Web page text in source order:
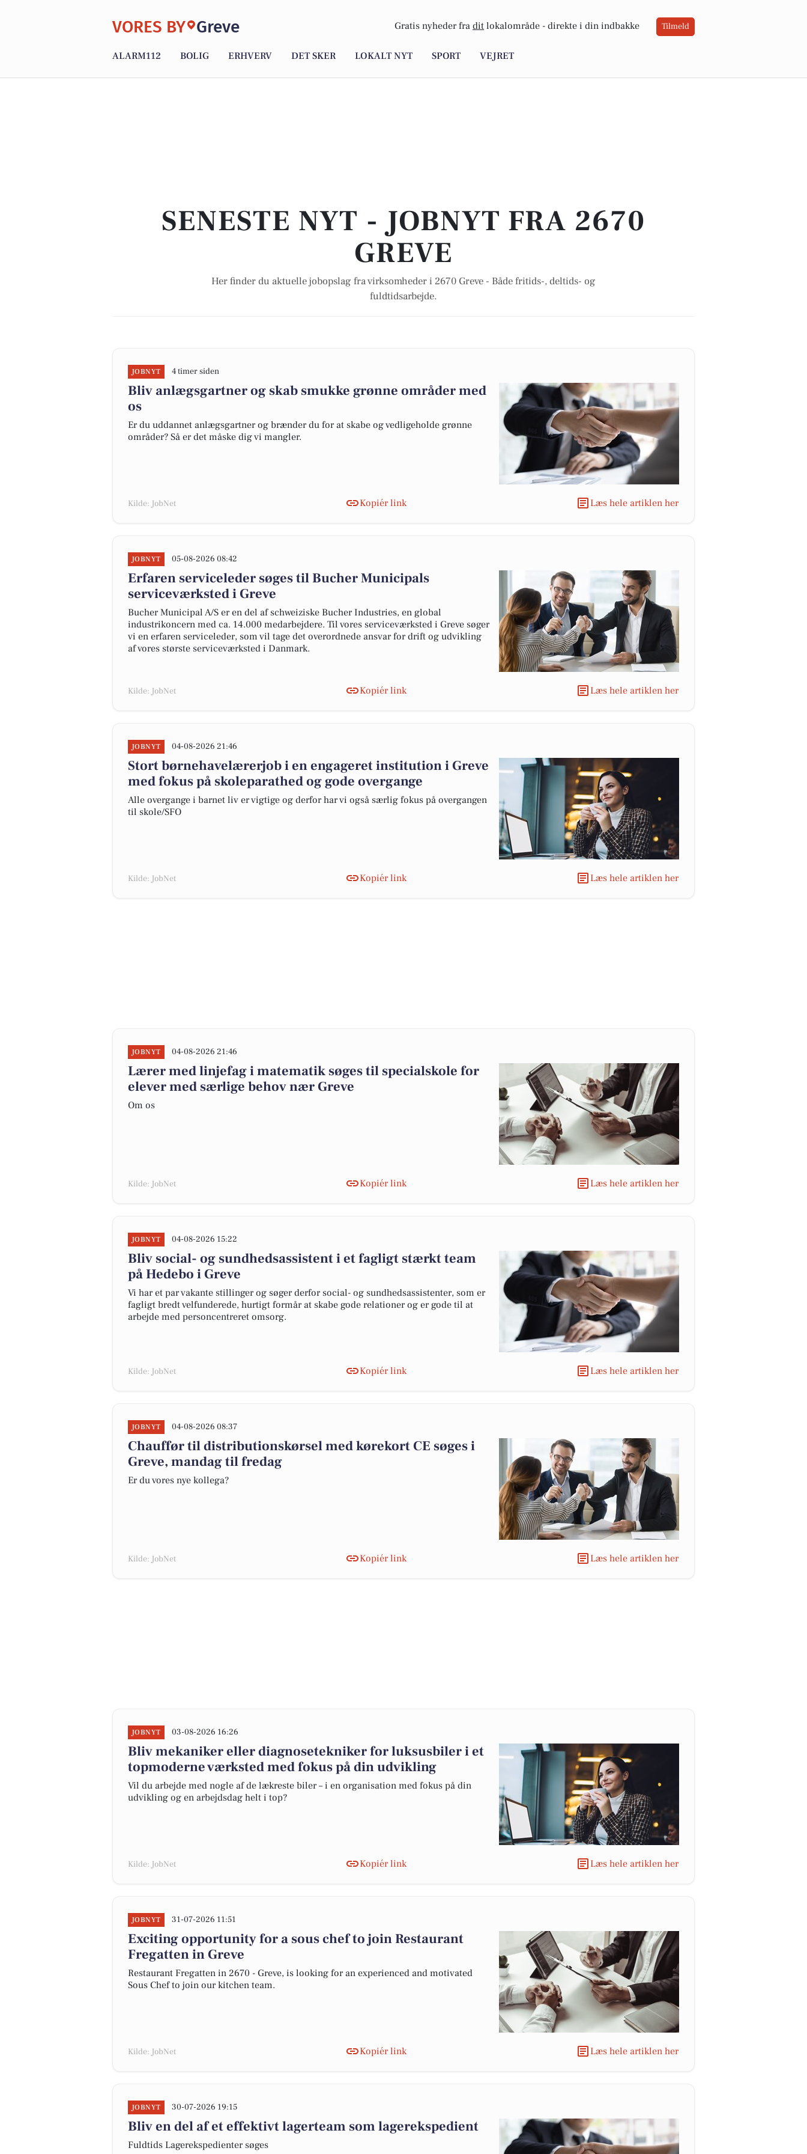
VORES BY Greve Gratis nyheder fra dit lokalområde - direkte i din indbakke Tilmeld
ALARM112 BOLIG ERHVERV DET SKER LOKALT NYT SPORT VEJRET
SENESTE NYT - JOBNYT FRA 2670
GREVE
Her finder du aktuelle jobopslag fra virksomheder i 2670 Greve - Både fritids-, deltids- og
fuldtidsarbejde.
JOBNYT 4 timer siden
Bliv anlægsgartner og skab smukke grønne områder med
os
Er du uddannet anlægsgartner og brænder du for at skabe og vedligeholde grønne
områder? Så er det måske dig vi mangler.
Kilde: JobNet Kopiér link Læs hele artiklen her
JOBNYT 05-08-2026 08:42
Erfaren serviceleder søges til Bucher Municipals
serviceværksted i Greve
Bucher Municipal A/S er en del af schweiziske Bucher Industries, en global
industrikoncern med ca. 14.000 medarbejdere. Til vores serviceværksted i Greve søger
vi en erfaren serviceleder, som vil tage det overordnede ansvar for drift og udvikling
af vores største serviceværksted i Danmark.
Kilde: JobNet Kopiér link Læs hele artiklen her
JOBNYT 04-08-2026 21:46
Stort børnehavelærerjob i en engageret institution i Greve
med fokus på skoleparathed og gode overgange
Alle overgange i barnet liv er vigtige og derfor har vi også særlig fokus på overgangen
til skole/SFO
Kilde: JobNet Kopiér link Læs hele artiklen her
JOBNYT 04-08-2026 21:46
Lærer med linjefag i matematik søges til specialskole for
elever med særlige behov nær Greve
Om os
Kilde: JobNet Kopiér link Læs hele artiklen her
JOBNYT 04-08-2026 15:22
Bliv social- og sundhedsassistent i et fagligt stærkt team
på Hedebo i Greve
Vi har et par vakante stillinger og søger derfor social- og sundhedsassistenter, som er
fagligt bredt velfunderede, hurtigt formår at skabe gode relationer og er gode til at
arbejde med personcentreret omsorg.
Kilde: JobNet Kopiér link Læs hele artiklen her
JOBNYT 04-08-2026 08:37
Chauffør til distributionskørsel med kørekort CE søges i
Greve, mandag til fredag
Er du vores nye kollega?
Kilde: JobNet Kopiér link Læs hele artiklen her
JOBNYT 03-08-2026 16:26
Bliv mekaniker eller diagnosetekniker for luksusbiler i et
topmoderne værksted med fokus på din udvikling
Vil du arbejde med nogle af de lækreste biler – i en organisation med fokus på din
udvikling og en arbejdsdag helt i top?
Kilde: JobNet Kopiér link Læs hele artiklen her
JOBNYT 31-07-2026 11:51
Exciting opportunity for a sous chef to join Restaurant
Fregatten in Greve
Restaurant Fregatten in 2670 - Greve, is looking for an experienced and motivated
Sous Chef to join our kitchen team.
Kilde: JobNet Kopiér link Læs hele artiklen her
JOBNYT 30-07-2026 19:15
Bliv en del af et effektivt lagerteam som lagerekspedient
Fuldtids Lagerekspedienter søges